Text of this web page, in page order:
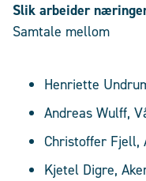
Slik arbeider
Samtale mellom
Henriette
Andreas Wulff,
Christoffer Fjell,
Kjetel Digre,